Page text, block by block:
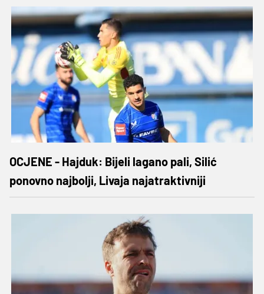
OCJENE - Hajduk: Bijeli lagano pali, Silić
ponovno najbolji, Livaja najatraktivniji